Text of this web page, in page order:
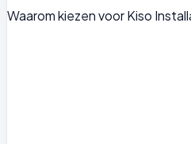
Waarom kiezen voor Kiso